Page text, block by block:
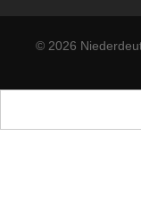
© 2026